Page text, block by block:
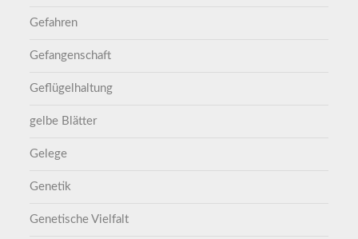
Gefahren
Gefangenschaft
Geflügelhaltung
gelbe Blätter
Gelege
Genetik
Genetische Vielfalt